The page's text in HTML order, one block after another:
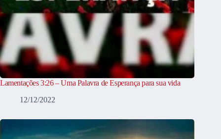
Lamentações 3:26 – Uma Palavra de Esperança para sua vida
12/12/2022